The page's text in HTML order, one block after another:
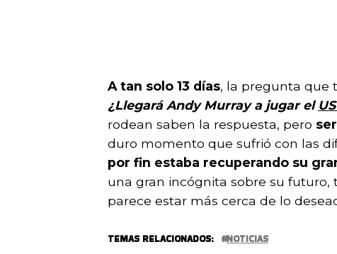
A tan solo 13 días, la pregunta que
¿Llegará Andy Murray a jugar el
rodean saben la respuesta, pero
duro momento que sufrió con las
por fin estaba recuperando su
una gran incógnita sobre su
parece estar más cerca de lo
TEMAS RELACIONADOS: NOTICIAS